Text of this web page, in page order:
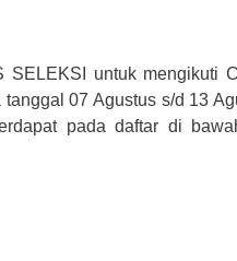
SELEKSI untuk mengikuti
07 Agustus s/d 13
pada daftar di